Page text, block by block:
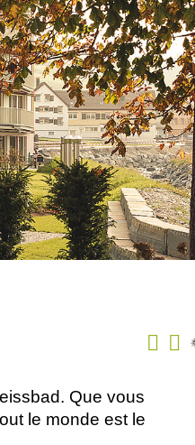
Que vous
le monde est le